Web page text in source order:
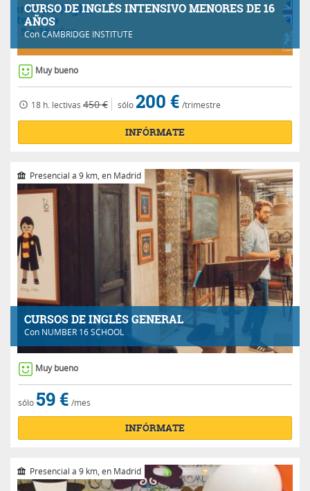
CURSO DE INGLÉS INTENSIVO MENORES DE 16
AÑOS
ConCAMBRIDGE INSTITUTE
Muy bueno
18 h. lectivas 450 € sólo200 € /trimestre
INFÓRMATE
CURSOS DE INGLÉS GENERAL
Con NUMBER 16 SCHOOL
Presencial a 9 km, en Madrid
Muy bueno
sólo 59 € /mes
INFÓRMATE
Presencial a 9 km, en Madrid